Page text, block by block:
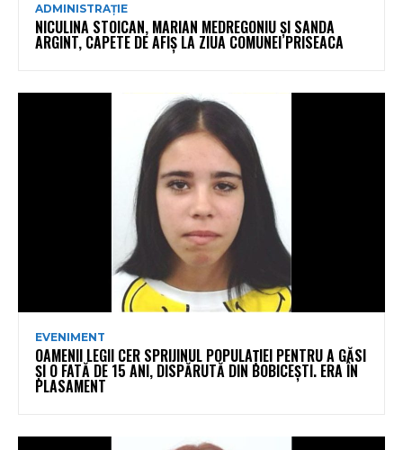
ADMINISTRAȚIE
NICULINA STOICAN, MARIAN MEDREGONIU ȘI SANDA
ARGINT, CAPETE DE AFIȘ LA ZIUA COMUNEI PRISEACA
EVENIMENT
OAMENII LEGII CER SPRIJINUL POPULAȚIEI PENTRU A GĂSI
ȘI O FATĂ DE 15 ANI, DISPĂRUTĂ DIN BOBICEȘTI. ERA ÎN
PLASAMENT